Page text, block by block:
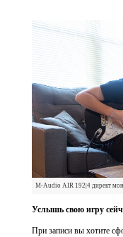
M-Audio AIR 192|4 директ
Услышь свою игру
При записи вы хотите